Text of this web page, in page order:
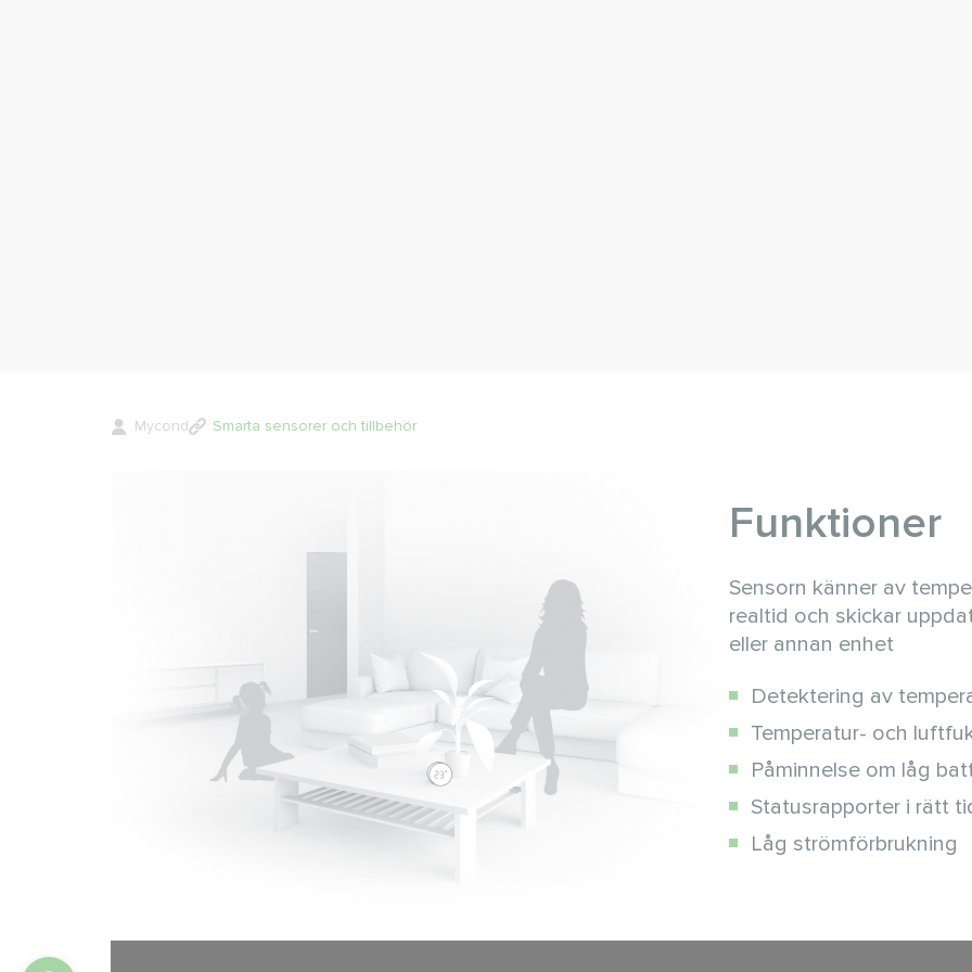
Mycond Smarta sensorer och tillbehör
Funktioner
Sensorn känner av
realtid och skickar
eller annan enhet
Detektering av
Temperatur- och
Påminnelse om låg
Statusrapporter i rätt
Låg strömförbrukning